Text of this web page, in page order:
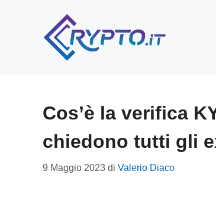
Cos’è la verifica
chiedono tutti gli
9 Maggio 2023 di Valerio Diaco